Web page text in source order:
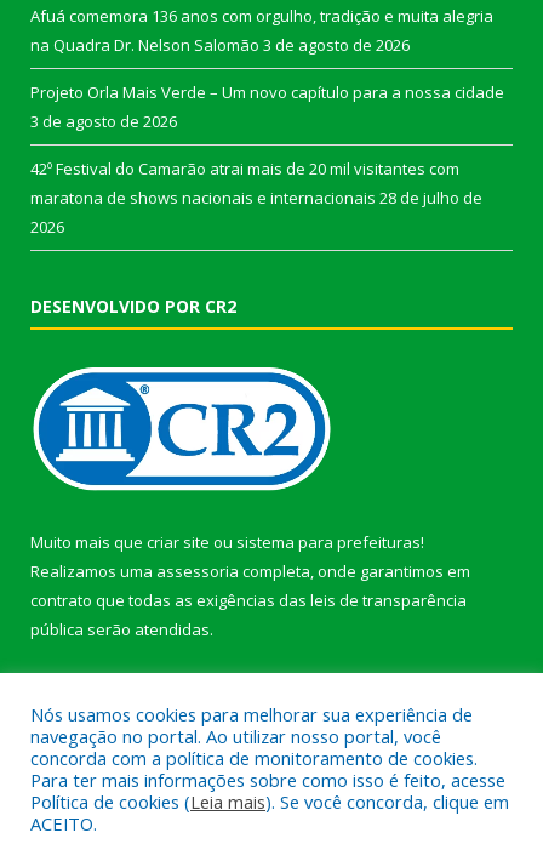
Afuá comemora 136 anos com orgulho, tradição e muita alegria
na Quadra Dr. Nelson Salomão 3 de agosto de 2026
Projeto Orla Mais Verde – Um novo capítulo para a nossa cidade
3 de agosto de 2026
42º Festival do Camarão atrai mais de 20 mil visitantes com
maratona de shows nacionais e internacionais 28 de julho de
2026
DESENVOLVIDO POR CR2
Muito mais que criar site ou sistema para prefeituras!
Realizamos uma assessoria completa, onde garantimos em
contrato que todas as exigências das leis de transparência
pública serão atendidas.
Todos os direitos reservados a Prefeitura Municipal de Afuá.
Nós usamos cookies para melhorar sua experiência de
navegação no portal. Ao utilizar nosso portal, você
concorda com a política de monitoramento de cookies.
Para ter mais informações sobre como isso é feito, acesse
Política de cookies (Leia mais). Se você concorda, clique em
ACEITO.